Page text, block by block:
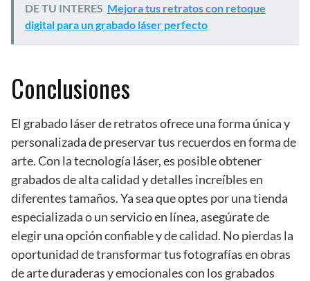
DE TU INTERES Mejora tus retratos con retoque
digital para un grabado láser perfecto
Conclusiones
El grabado láser de retratos ofrece una forma única y
personalizada de preservar tus recuerdos en forma de
arte. Con la tecnología láser, es posible obtener
grabados de alta calidad y detalles increíbles en
diferentes tamaños. Ya sea que optes por una tienda
especializada o un servicio en línea, asegúrate de
elegir una opción confiable y de calidad. No pierdas la
oportunidad de transformar tus fotografías en obras
de arte duraderas y emocionales con los grabados